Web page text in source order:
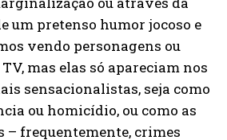
um pretenso humor jocoso e
vendo personagens ou
mas elas só apareciam nos
sensacionalistas, seja como
ou homicídio, ou como as
– frequentemente, crimes